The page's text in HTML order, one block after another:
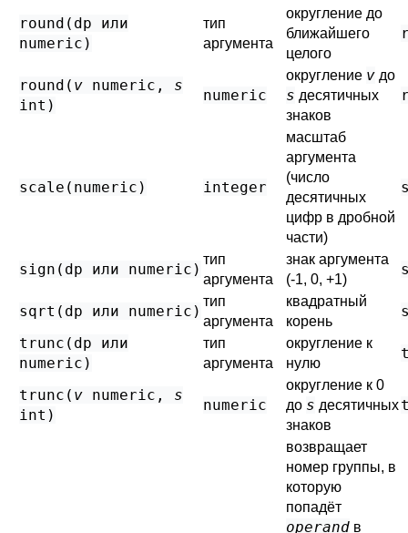
round( dp или
numeric )
тип
аргумента
округление до
ближайшего
целого
round( v numeric , s
int )
numeric
округление v до
s десятичных
знаков
scale( numeric ) integer
масштаб
аргумента
(число
десятичных
цифр в дробной
части)
sign( dp или numeric )
тип
аргумента
знак аргумента
(-1, 0, +1)
sqrt( dp или numeric )
тип
аргумента
квадратный
корень
trunc( dp или
numeric )
тип
аргумента
округление к
нулю
trunc( v numeric , s
int )
numeric
округление к 0
до s десятичных
знаков
возвращает
номер группы, в
которую
попадёт
operand в